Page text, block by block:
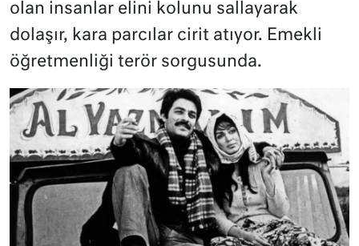
olan insanlar elini kolunu sallayarak
dolaşır, kara parcılar cirit atıyor. Emekli
öğretmenliği terör sorgusunda.